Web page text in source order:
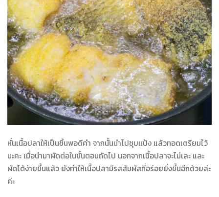
หั่นเนื้อปลาให้เป็นชิ้นพอดีคำ จากนั้นนำไปชุบแป้ง แล้วทอดเตรียมไว้
นะคะ เมื่อนำมาผัดต่อในขั้นตอนถัดไป นอกจากเนื้อปลาจะไม่เละ และ
ผัดได้ง่ายขึ้นแล้ว ยังทำให้เนื้อปลามีรสสัมผัสที่อร่อยยิ่งขึ้นอีกด้วยล่ะ
ค่ะ